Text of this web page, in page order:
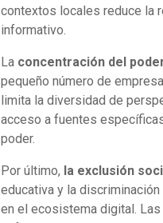
contextos locales reduce la
informativo.
La concentración del
pequeño número de
limita la diversidad de
acceso a fuentes
poder.
Por último, la exclusión
educativa y la
en el ecosistema digital.